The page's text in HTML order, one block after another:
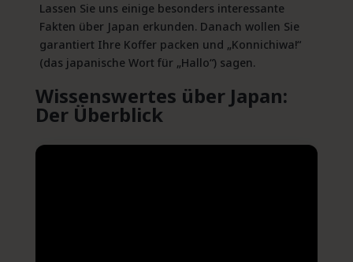
Lassen Sie uns einige besonders interessante
Fakten über Japan erkunden. Danach wollen Sie
garantiert Ihre Koffer packen und „Konnichiwa!“
(das japanische Wort für „Hallo“) sagen.
Wissenswertes über Japan:
Der Überblick